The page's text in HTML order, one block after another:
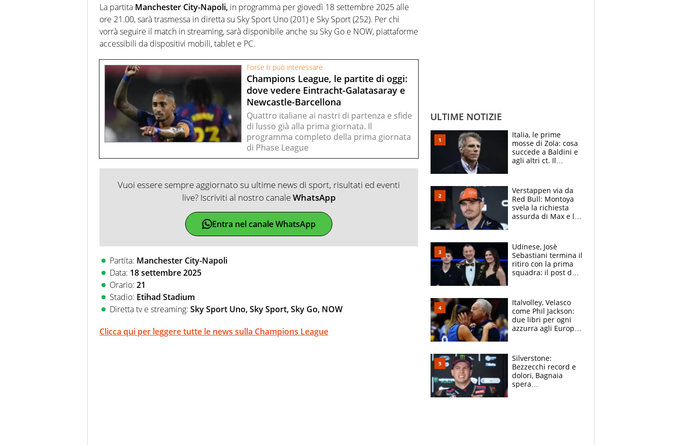
La partita Manchester City-Napoli, in programma per giovedì 18 settembre 2025 alle
ore 21.00, sarà trasmessa in diretta su Sky Sport Uno (201) e Sky Sport (252). Per chi
vorrà seguire il match in streaming, sarà disponibile anche su Sky Go e NOW, piattaforme
accessibili da dispositivi mobili, tablet e PC.
Forse ti può interessare
Champions League, le partite di oggi:
dove vedere Eintracht-Galatasaray e
Newcastle-Barcellona
Quattro italiane ai nastri di partenza e sfide
di lusso già alla prima giornata. Il
programma completo della prima giornata
di Phase League
Vuoi essere sempre aggiornato su ultime news di sport, risultati ed eventi
live? Iscriviti al nostro canaleWhatsApp
Entra nel canale WhatsApp
Partita: Manchester City-Napoli
Data: 18 settembre 2025
Orario: 21
Stadio: Etihad Stadium
Diretta tv e streaming: Sky Sport Uno, Sky Sport, Sky Go, NOW
Clicca qui per leggere tutte le news sulla Champions League
ULTIME NOTIZIE
Italia, le prime
mosse di Zola: cosa
succede a Baldini e
agli altri ct. Il
azzurri
Verstappen via da
Red Bull: Montoya
svela la richiesta
assurda di Max e lo
McLaren siano
meglio?”
Udinese, Josè
Sebastiani termina il
ritiro con la prima
squadra: il post del
sfondo
Italvolley, Velasco
come Phil Jackson:
due libri per ogni
azzurra agli Europei.
Silverstone:
Bezzecchi record e
dolori, Bagnaia
spera